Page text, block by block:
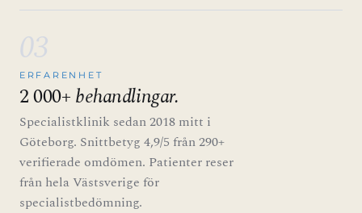
03
ERFARENHET
2 000+behandlingar.
Specialistklinik sedan 2018 mitt i
Göteborg. Snittbetyg 4,9/5 från 290+
verifierade omdömen. Patienter reser
från hela Västsverige för
specialistbedömning.